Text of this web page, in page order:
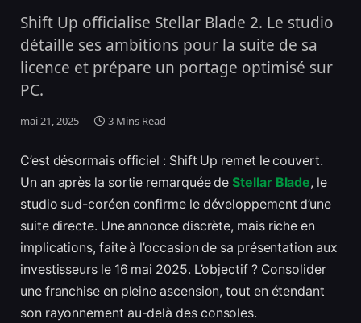
Shift Up officialise Stellar Blade 2. Le studio
détaille ses ambitions pour la suite de sa
licence et prépare un portage optimisé sur
PC.
mai 21, 2025 3 Mins Read
C’est désormais officiel : Shift Up remet le couvert.
Un an après la sortie remarquée deStellar Blade, le
studio sud-coréen confirme le développement d’une
suite directe. Une annonce discrète, mais riche en
implications, faite à l’occasion de sa présentation aux
investisseurs le 16 mai 2025. L’objectif ? Consolider
une franchise en pleine ascension, tout en étendant
son rayonnement au-delà des consoles.